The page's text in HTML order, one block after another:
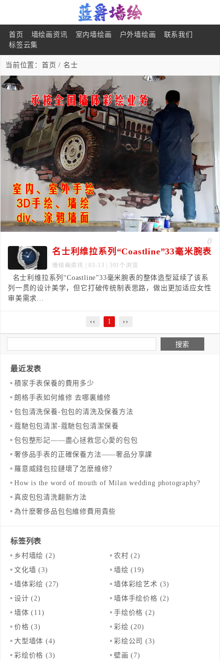
首页 墙绘画资讯 室内墙绘画 户外墙绘画
联系我们
标签云集
当前位置： 首页 / 名士
0
名士利维拉系列“Coastline”33毫米腕表
墙绘画资讯 | 03-13 | 591个浏览
名士利维拉系列“Coastline”33毫米腕表的整体造型延续了该系
列一贯的设计美学，但它打破传统制表思路，做出更加适应女性
审美需求...
‹‹ 1 ››
最近发表
​積家手表保養的費用多少
​朗格手表如何維修 去哪裏維修
​包包清洗保養-包包的清洗及保養方法
​蔻馳包包清潔-蔻馳包包清潔保養
包包整形記——盡心拯救您心愛的包包
奢侈品手表的正確保養方法——奢品分享課
羅意威錢包拉鏈壞了怎麽維修？
How is the word of mouth of Milan wedding photography?
真皮包包清洗翻新方法
為什麽奢侈品包包維修費用貴些
标签列表
乡村墙绘 (2) 农村 (2)
文化墙 (3) 墙绘 (19)
墙体彩绘 (27) 墙体彩绘艺术 (3)
设计 (2) 墙体手绘价格 (2)
墙体 (11) 手绘价格 (2)
价格 (3) 彩绘 (20)
大型墙体 (4) 彩绘公司 (3)
彩绘价格 (3) 壁画 (7)